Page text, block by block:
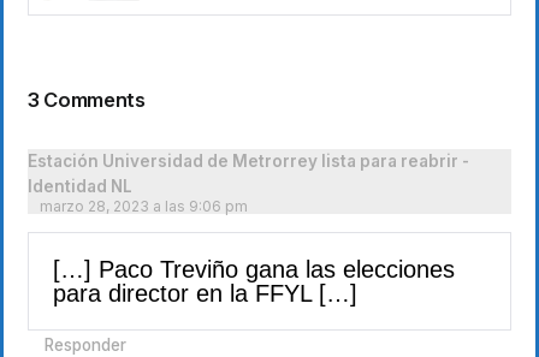
3 Comments
Estación Universidad de Metrorrey lista para reabrir -
Identidad NL
marzo 28, 2023 a las 9:06 pm
[…] Paco Treviño gana las elecciones
para director en la FFYL […]
Responder